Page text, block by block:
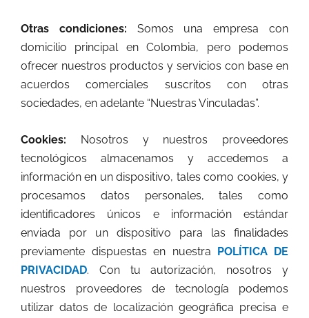
Otras condiciones: Somos una empresa con
domicilio principal en Colombia, pero podemos
ofrecer nuestros productos y servicios con base en
acuerdos comerciales suscritos con otras
sociedades, en adelante “Nuestras Vinculadas”.
Cookies: Nosotros y nuestros proveedores
tecnológicos almacenamos y accedemos a
información en un dispositivo, tales como cookies, y
procesamos datos personales, tales como
identificadores únicos e información estándar
enviada por un dispositivo para las finalidades
previamente dispuestas en nuestra POLÍTICA DE
PRIVACIDAD. Con tu autorización, nosotros y
nuestros proveedores de tecnología podemos
utilizar datos de localización geográfica precisa e